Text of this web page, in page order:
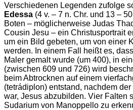
Verschiedenen Legenden zufolge
Edessa (4 v. – 7 n. Chr. und 13 –
Boten – möglicherweise Judas
Cousin Jesu – ein Christusportrait
um ein Bild gebeten, um von einer
werden. In einem Fall heißt es,
Maler gemalt wurde (um 400), in
(zwischen 609 und 726) wird
beim Abtrocknen auf einem
(tetrádiplon) entstand, nachdem
war, Jesus abzubilden. Vier Falten
Sudarium von Manoppello zu